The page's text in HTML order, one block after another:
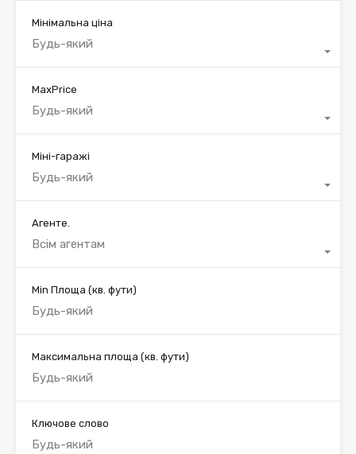
Мінімальна ціна
Будь-який
MaxPrice
Будь-який
Міні-гаражі
Будь-який
Агенте.
Всім агентам
Min Площа (кв. фути)
Максимальна площа (кв. фути)
Ключове слово